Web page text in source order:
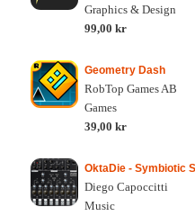
Graphics & Design
99,00 kr
Geometry Dash
RobTop Games AB
Games
39,00 kr
OktaDie - Symbiotic
Diego Capoccitti
Music